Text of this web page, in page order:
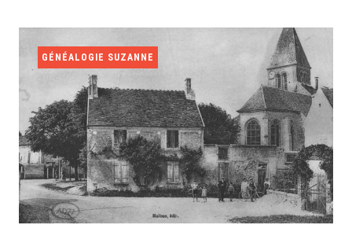
GÉNÉALOGIE SUZANNE